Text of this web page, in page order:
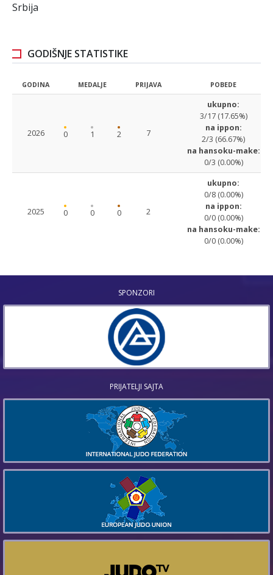
Srbija
GODIŠNJE STATISTIKE
GODINA MEDALJE PRIJAVA POBEDE
2026 0 1 2 7
ukupno:
3/17 (17.65%)
na ippon:
2/3 (66.67%)
na hansoku-make:
0/3 (0.00%)
2025 0 0 0 2
ukupno:
0/8 (0.00%)
na ippon:
0/0 (0.00%)
na hansoku-make:
0/0 (0.00%)
SPONZORI
PRIJATELJI SAJTA